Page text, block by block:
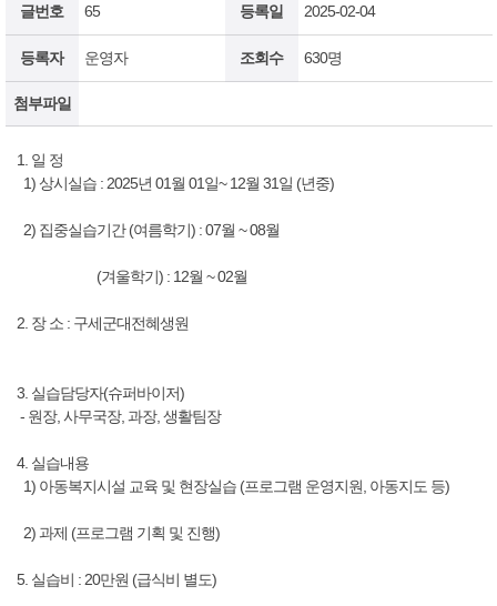
글번호 65 등록일 2025-02-04
등록자 운영자 조회수 630명
첨부파일
1. 일 정
1) 상시실습 : 2025년 01월 01일~ 12월 31일 (년중)
2) 집중실습기간 (여름학기) : 07월 ~ 08월
(겨울학기) : 12월 ~ 02월
2. 장 소 : 구세군대전혜생원
3. 실습담당자(슈퍼바이저)
- 원장, 사무국장, 과장, 생활팀장
4. 실습내용
1) 아동복지시설 교육 및 현장실습 (프로그램 운영지원, 아동지도 등)
2) 과제 (프로그램 기획 및 진행)
5. 실습비 : 20만원 (급식비 별도)